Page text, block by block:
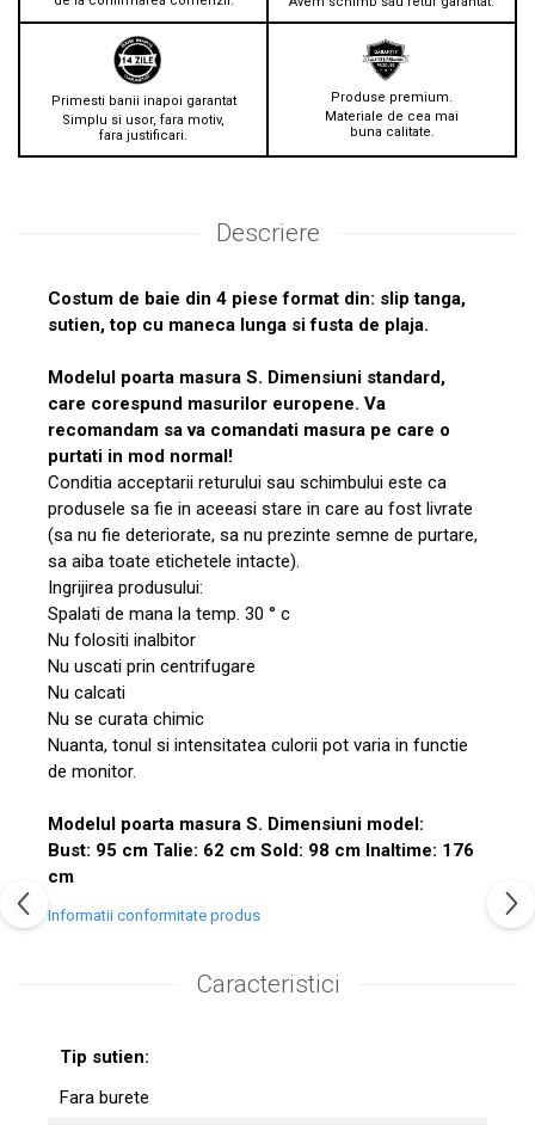
Primesti banii inapoi garantat
Simplu si usor, fara motiv,
fara justificari.
Produse premium.
Materiale de cea mai
buna calitate.
Descriere
Costum de baie din 4 piese format din: slip tanga,
sutien, top cu maneca lunga si fusta de plaja.
Modelul poarta masura S. Dimensiuni standard,
care corespund masurilor europene. Va
recomandam sa va comandati masura pe care o
purtati in mod normal!
Conditia acceptarii returului sau schimbului este ca
produsele sa fie in aceeasi stare in care au fost livrate
(sa nu fie deteriorate, sa nu prezinte semne de purtare,
sa aiba toate etichetele intacte).
Ingrijirea produsului:
Spalati de mana la temp. 30 ° c
Nu folositi inalbitor
Nu uscati prin centrifugare
Nu calcati
Nu se curata chimic
Nuanta, tonul si intensitatea culorii pot varia in functie
de monitor.
Modelul poarta masura S. Dimensiuni model:
Bust: 95 cm Talie: 62 cm Sold: 98 cm Inaltime: 176
cm
Informatii conformitate produs
Caracteristici
Tip sutien:
Fara burete